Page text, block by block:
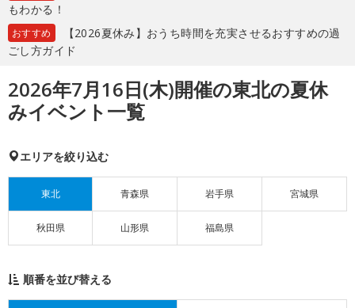
もわかる！
おすすめ
【2026夏休み】おうち時間を充実させるおすすめの過
ごし方ガイド
2026年7月16日(木)開催の東北の夏休
みイベント一覧
エリアを絞り込む
東北 青森県 岩手県 宮城県
秋田県 山形県 福島県
順番を並び替える